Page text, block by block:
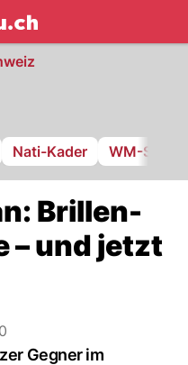
NAU.ch
Nati-Kader WM-
Brillen-
– und jetzt
Gegner im